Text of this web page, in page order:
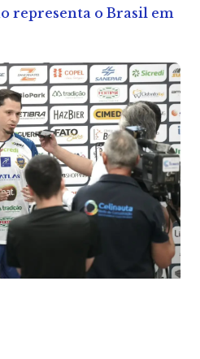
representa o Brasil em